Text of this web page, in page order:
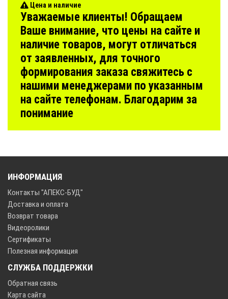
Цена и наличие
Уважаемые клиенты! Обращаем
Ваше внимание, что цены на сайте и
наличие товаров, могут отличаться
от заявленных, для точного
формирования заказа свяжитесь с
нашими менеджерами по указанным
на сайте телефонам. Благодарим за
понимание
ИНФОРМАЦИЯ
Контакты "АПЕКС-БУД"
Доставка и оплата
Возврат товара
Видеоролики
Сертификаты
Полезная информация
СЛУЖБА ПОДДЕРЖКИ
Обратная связь
Карта сайта